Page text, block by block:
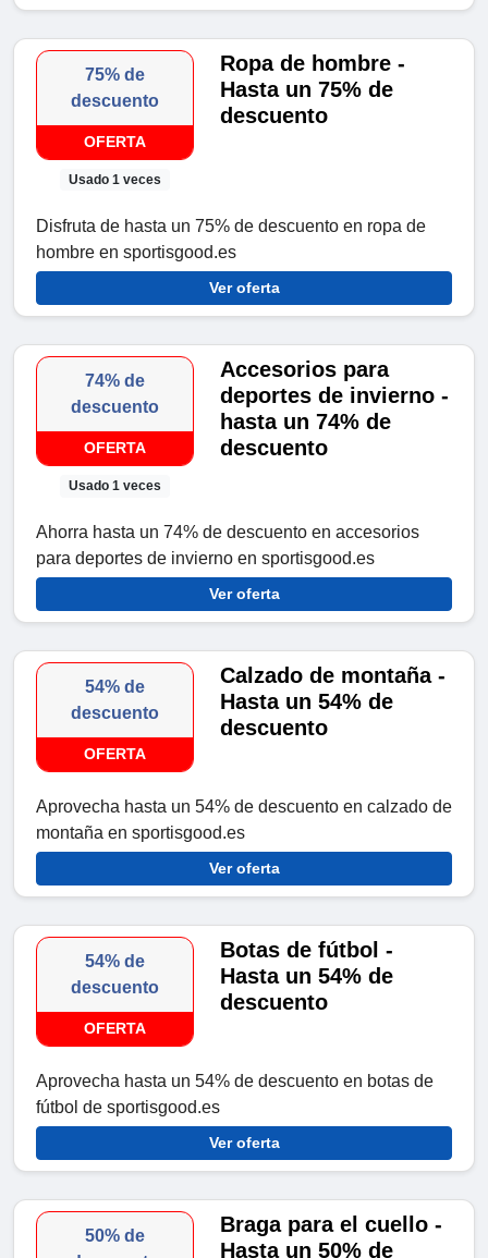
75% de
descuento
OFERTA
Usado 1 veces
Ropa de hombre -
Hasta un 75% de
descuento
Disfruta de hasta un 75% de descuento en ropa de
hombre en sportisgood.es
Ver oferta
74% de
descuento
OFERTA
Usado 1 veces
Accesorios para
deportes de invierno -
hasta un 74% de
descuento
Ahorra hasta un 74% de descuento en accesorios
para deportes de invierno en sportisgood.es
Ver oferta
54% de
descuento
OFERTA
Calzado de montaña -
Hasta un 54% de
descuento
Aprovecha hasta un 54% de descuento en calzado de
montaña en sportisgood.es
Ver oferta
54% de
descuento
OFERTA
Botas de fútbol -
Hasta un 54% de
descuento
Aprovecha hasta un 54% de descuento en botas de
fútbol de sportisgood.es
Ver oferta
50% de
Braga para el cuello -
Hasta un 50% de